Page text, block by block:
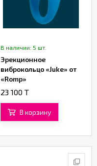
В наличии: 5 шт.
Эрекционное
виброкольцо «Juke» от
«Romp»
23 100 T
В корзину